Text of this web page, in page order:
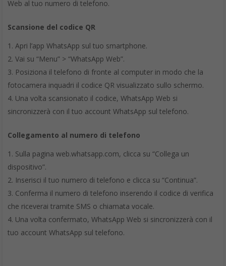
o Portal.
Android: apriWhatsApp, quindi toccaAltre
opzioni>WhatsApp Web >Disconnetti da tutti i
dispositivi >DISCONNETTI
iPhone: apriWhatsApp, quindi
toccaImpostazioni> WhatsApp
Web/Desktop >Disconnetti da tutti i
Risoluzione dei Problemi Comuni
Nonostante WhatsApp Web sia un’applicazione piuttosto
intuitiva, gli utenti possono incontrare occasionalmente alcuni
problemi. Ecco alcune delle questioni più comuni e come
risolverle.